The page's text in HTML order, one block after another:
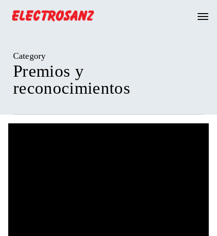
Category
Premios y
reconocimientos